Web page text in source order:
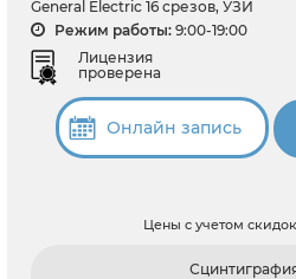
General Electric 16 срезов, УЗИ
Режим работы: 9:00-19:00
Лицензия
проверена
Онлайн запись
Цены с учетом